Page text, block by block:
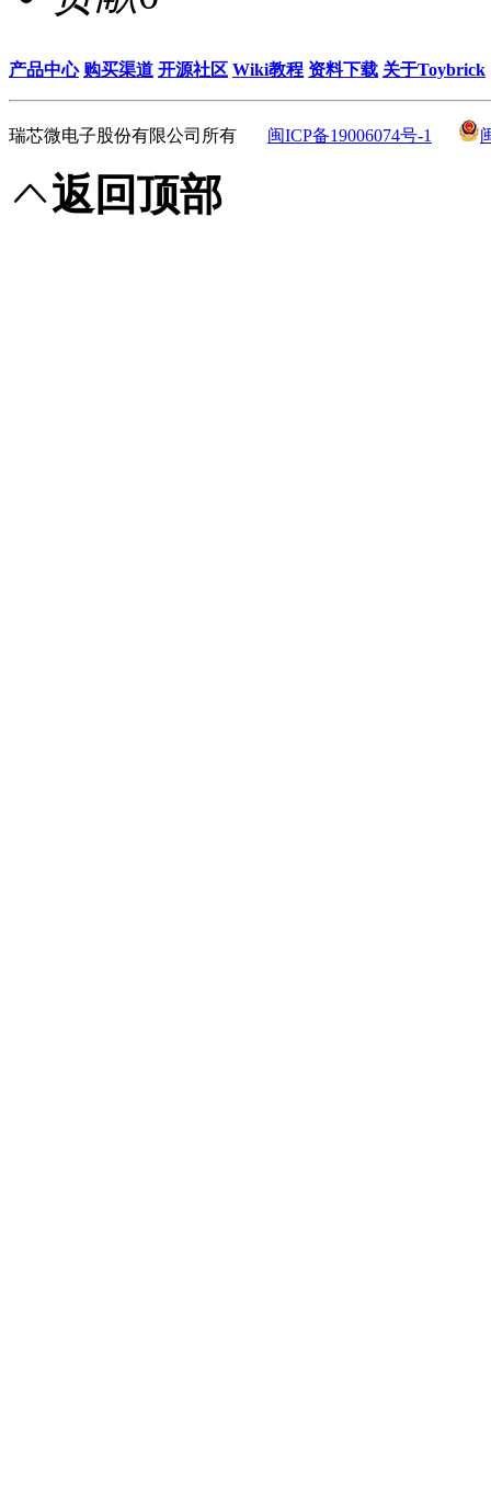
产品中心 购买渠道 开源社区 Wiki教程 资料下载 关于Toybrick
瑞芯微电子股份有限公司所有 闽ICP备19006074号-1
返回顶部